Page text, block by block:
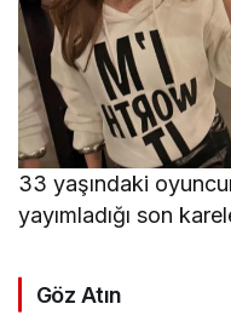
33 yaşındaki
yayımladığı son
Göz Atın